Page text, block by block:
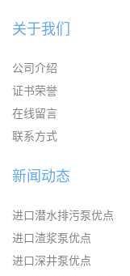
关于我们
公司介绍
证书荣誉
在线留言
联系方式
新闻动态
进口潜水排污泵优点
进口渣浆泵优点
进口深井泵优点